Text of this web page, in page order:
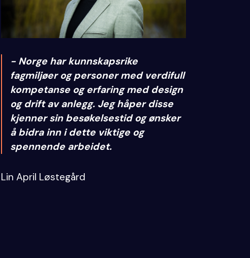
- Norge har kunnskapsrike
fagmiljøer og personer med verdifull
kompetanse og erfaring med design
og drift av anlegg. Jeg håper disse
kjenner sin besøkelsestid og ønsker
å bidra inn i dette viktige og
spennende arbeidet.
Lin April Løstegård